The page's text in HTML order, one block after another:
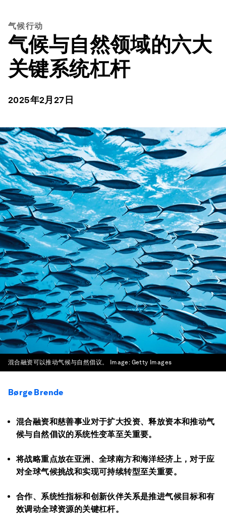
气候行动
气候与自然领域的六大
关键系统杠杆
2025年2月27日
混合融资可以推动气候与自然倡议。 Image: Getty Images
Børge Brende
混合融资和慈善事业对于扩大投资、释放资本和推动气
候与自然倡议的系统性变革至关重要。
将战略重点放在亚洲、全球南方和海洋经济上，对于应
对全球气候挑战和实现可持续转型至关重要。
合作、系统性指标和创新伙伴关系是推进气候目标和有
效调动全球资源的关键杠杆。